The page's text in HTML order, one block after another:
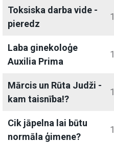
Toksiska darba vide -
pieredz
1
Laba ginekoloģe
Auxilia Prima
1
Mārcis un Rūta Judži -
kam taisnība!?
1
Cik jāpelna lai būtu
normāla ģimene?
1